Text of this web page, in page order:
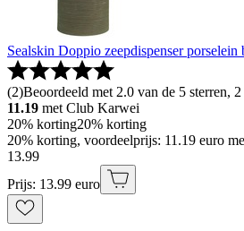
Sealskin Doppio zeepdispenser porselein
(2)Beoordeeld met 2.0 van de 5 sterren,
11.19 met Club Karwei
20% korting20% korting
20% korting, voordeelprijs: 11.19 euro
13.99
Prijs: 13.99 euro